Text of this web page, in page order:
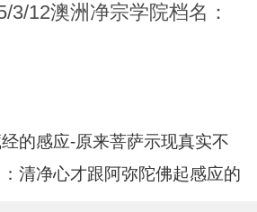
3/12澳洲净宗学院档名：
的感应-原来菩萨示现真实不
清净心才跟阿弥陀佛起感应的